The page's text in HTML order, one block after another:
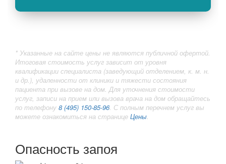
* Указанные на сайте цены не являются публичной офертой.
Итоговая стоимость услуг зависит от уровня
квалификации специалиста (заведующий отделением, к. м. н.
и др.), удаленности от клиники и тяжести состояния
пациента при вызове на дом. Для уточнения стоимости
услуг, записи на прием или вызова врача на дом обращайтесь
по телефону 8 (495) 150-85-96. С полным перечнем услуг вы
можете ознакомиться на странице Цены.
Опасность запоя